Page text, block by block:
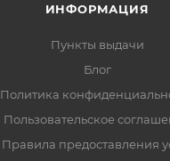
ИНФОРМАЦИЯ
Пункты выдачи
Блог
Политика
Пользовательское
Правила предоставления